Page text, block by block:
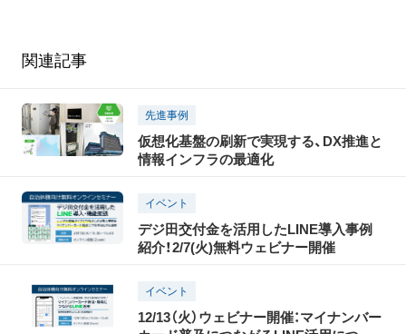
関連記事
先進事例
仮想化基盤の刷新で実現する、DX推進と
情報インフラの最適化
イベント
デジ田交付金を活用したLINE導入事例
紹介！2/7(火)無料ウェビナー開催
イベント
12/13（火）ウェビナー開催：マイナンバー